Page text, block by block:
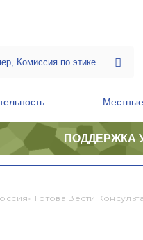
ПОДДЕРЖКА
Готова Вести